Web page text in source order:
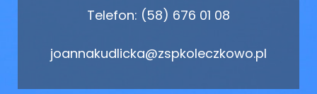
Telefon: (58) 676 01 08
joannakudlicka@zspkoleczkowo.pl